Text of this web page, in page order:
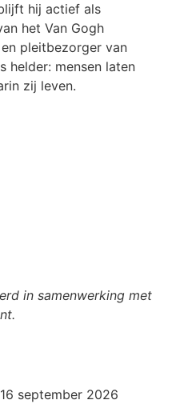
hij actief als
het Van Gogh
pleitbezorger van
helder: mensen laten
zij leven.
in samenwerking met
september 2026